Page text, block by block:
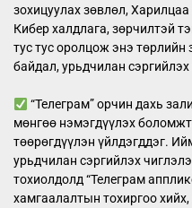
зохицуулах зөвлөл,
Кибер халдлага, зөрчилтэй
тус тус оролцож энэ төрлийн
байдал, урьдчилан
“Телеграм” орчин дахь
мөнгөө нэмэгдүүлэх
төөрөгдүүлэн үйлдэгддэг.
урьдчилан сэргийлэх
тохиолдолд “Телеграм
хамгаалалтын тохиргоо